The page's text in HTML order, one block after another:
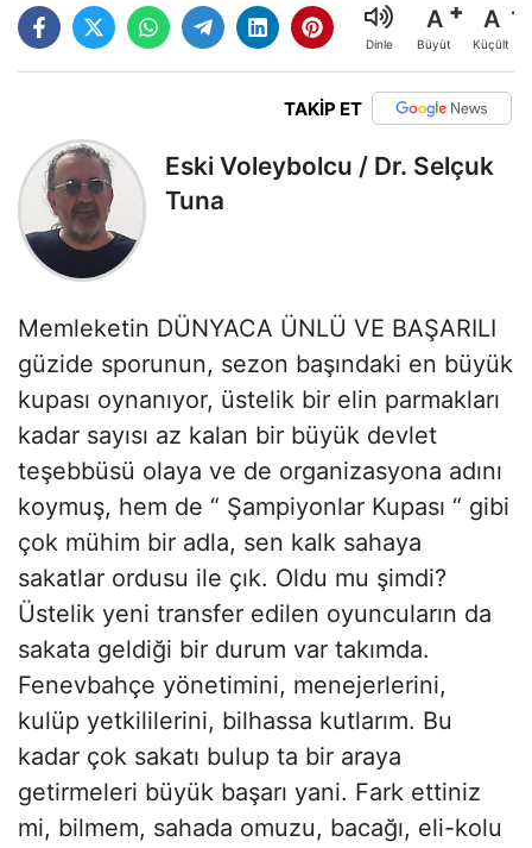
Dinle
A
Büyüt
A
Küçült
TAKİP ET
Eski Voleybolcu / Dr. Selçuk
Tuna
Memleketin DÜNYACA ÜNLÜ VE BAŞARILI
güzide sporunun, sezon başındaki en büyük
kupası oynanıyor, üstelik bir elin parmakları
kadar sayısı az kalan bir büyük devlet
teşebbüsü olaya ve de organizasyona adını
koymuş, hem de “ Şampiyonlar Kupası “ gibi
çok mühim bir adla, sen kalk sahaya
sakatlar ordusu ile çık. Oldu mu şimdi?
Üstelik yeni transfer edilen oyuncuların da
sakata geldiği bir durum var takımda.
Fenevbahçe yönetimini, menejerlerini,
kulüp yetkililerini, bilhassa kutlarım. Bu
kadar çok sakatı bulup ta bir araya
getirmeleri büyük başarı yani. Fark ettiniz
mi, bilmem, sahada omuzu, bacağı, eli-kolu